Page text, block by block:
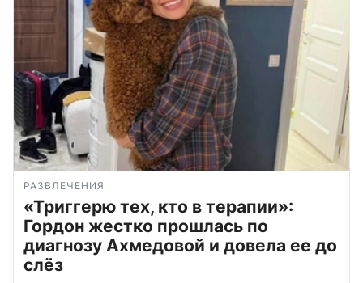
РАЗВЛЕЧЕНИЯ
«Триггерю тех, кто в терапии»:
Гордон жестко прошлась по
диагнозу Ахмедовой и довела ее до
слёз